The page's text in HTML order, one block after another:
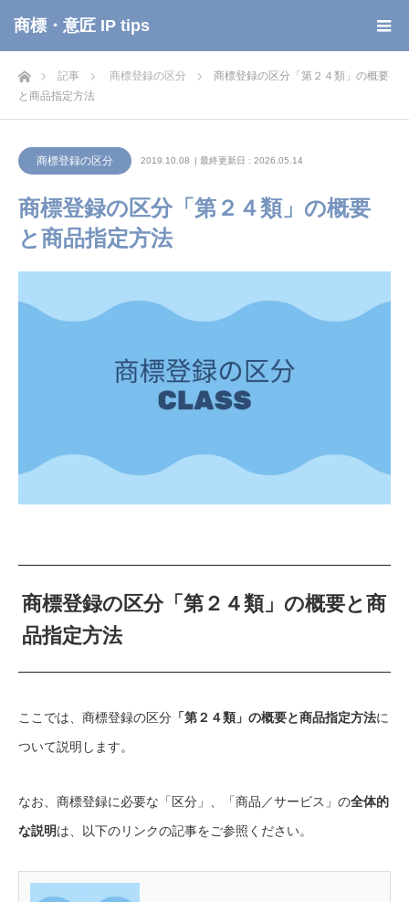
商標・意匠 IP tips
ホーム記事 商標登録の区分
商標登録の区分「第２４類」の概要
と商品指定方法
商標登録の区分 2019.10.08 | 最終更新日 : 2026.05.14
商標登録の区分「第２４類」の概要
と商品指定方法
商標登録の区分「第２４類」の概要と商
品指定方法
ここでは、商標登録の区分 「第２４類」の概要と商品指定方法に
ついて説明します。
なお、商標登録に必要な「区分」、「商品／サービス」の全体的
な説明は、以下のリンクの記事をご参照ください。